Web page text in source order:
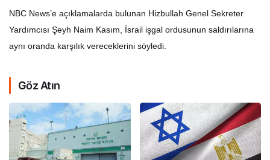
NBC News’e açıklamalarda bulunan Hizbullah Genel Sekreter
Yardımcısı Şeyh Naim Kasım, İsrail işgal ordusunun saldırılarına
aynı oranda karşılık vereceklerini söyledi.
Göz Atın